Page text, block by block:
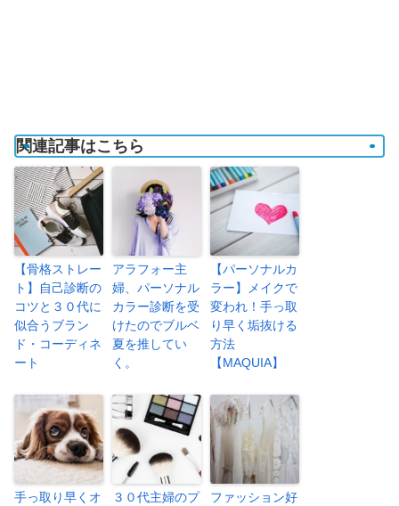
関連記事はこちら
【骨格ストレー
ト】自己診断の
コツと３０代に
似合うブラン
ド・コーディネ
ート
アラフォー主
婦、パーソナル
カラー診断を受
けたのでブルベ
夏を推してい
く。
【パーソナルカ
ラー】メイクで
変われ！手っ取
り早く垢抜ける
方法
【MAQUIA】
手っ取り早くオ
３０代主婦のプ
ファッション好